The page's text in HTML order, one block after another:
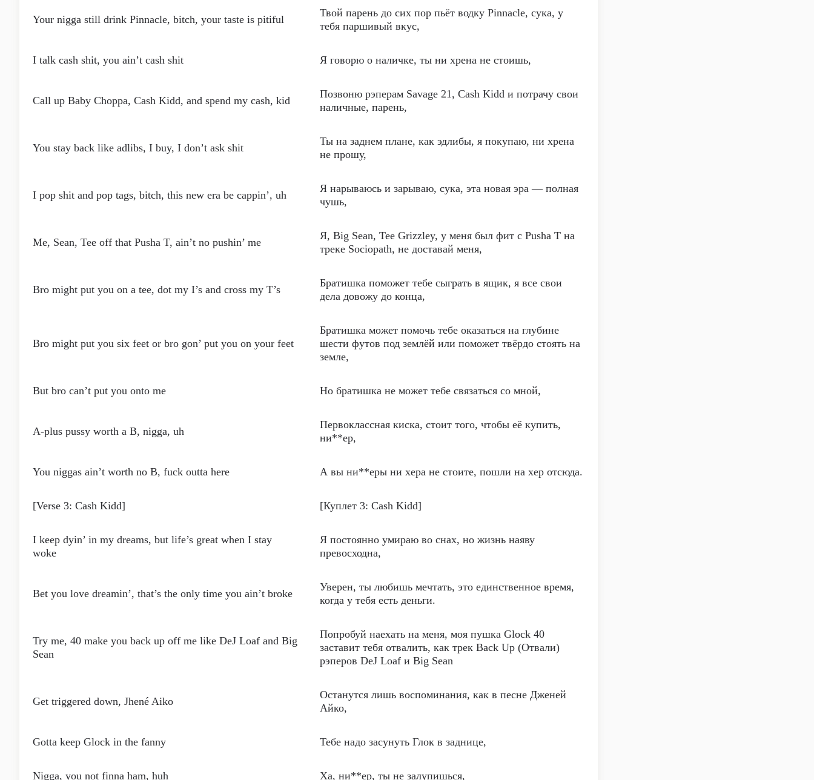
Your nigga still drink Pinnacle, bitch, your taste is pitiful
Твой парень до сих пор пьёт водку Pinnacle, сука, у
тебя паршивый вкус,
I talk cash shit, you ain’t cash shit Я говорю о наличке, ты ни хрена не стоишь,
Call up Baby Choppa, Cash Kidd, and spend my cash, kid
Позвоню рэперам Savage 21, Cash Kidd и потрачу свои
наличные, парень,
You stay back like adlibs, I buy, I don’t ask shit
Ты на заднем плане, как эдлибы, я покупаю, ни хрена
не прошу,
I pop shit and pop tags, bitch, this new era be cappin’, uh
Я нарываюсь и зарываю, сука, эта новая эра — полная
чушь,
Me, Sean, Tee off that Pusha T, ain’t no pushin’ me
Я, Big Sean, Tee Grizzley, у меня был фит с Pusha T на
треке Sociopath, не доставай меня,
Bro might put you on a tee, dot my I’s and cross my T’s
Братишка поможет тебе сыграть в ящик, я все свои
дела довожу до конца,
Bro might put you six feet or bro gon’ put you on your feet
Братишка может помочь тебе оказаться на глубине
шести футов под землёй или поможет твёрдо стоять на
земле,
But bro can’t put you onto me Но братишка не может тебе связаться со мной,
A-plus pussy worth a B, nigga, uh
Первоклассная киска, стоит того, чтобы её купить,
ни**ер,
You niggas ain’t worth no B, fuck outta here А вы ни**еры ни хера не стоите, пошли на хер отсюда.
[Verse 3: Cash Kidd] [Куплет 3: Cash Kidd]
I keep dyin’ in my dreams, but life’s great when I stay
woke
Я постоянно умираю во снах, но жизнь наяву
превосходна,
Bet you love dreamin’, that’s the only time you ain’t broke
Уверен, ты любишь мечтать, это единственное время,
когда у тебя есть деньги.
Try me, 40 make you back up off me like DeJ Loaf and Big
Sean
Попробуй наехать на меня, моя пушка Glock 40
заставит тебя отвалить, как трек Back Up (Отвали)
рэперов DeJ Loaf и Big Sean
Get triggered down, Jhené Aiko
Останутся лишь воспоминания, как в песне Дженей
Айко,
Gotta keep Glock in the fanny Тебе надо засунуть Глок в заднице,
Nigga, you not finna ham, huh Ха, ни**ер, ты не залупишься,